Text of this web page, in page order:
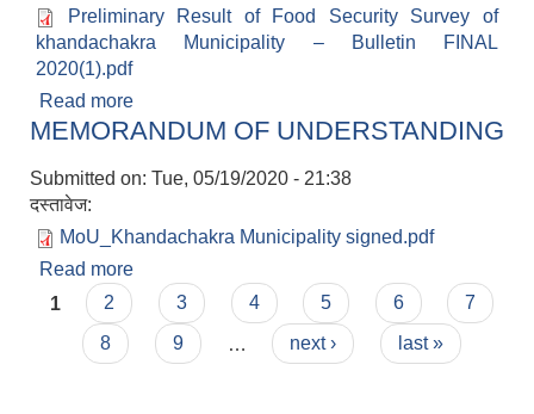
Preliminary Result of Food Security Survey of
khandachakra Municipality – Bulletin FINAL
2020(1).pdf
Read more
Survey of khandachakra Municipality – Bulletin
MEMORANDUM OF UNDERSTANDING
Submitted on: Tue, 05/19/2020 - 21:38
दस्तावेज:
MoU_Khandachakra Municipality signed.pdf
Read more
UNDERSTANDING
Pages
1 2 3 4 5 6
7
8
9 next › last »